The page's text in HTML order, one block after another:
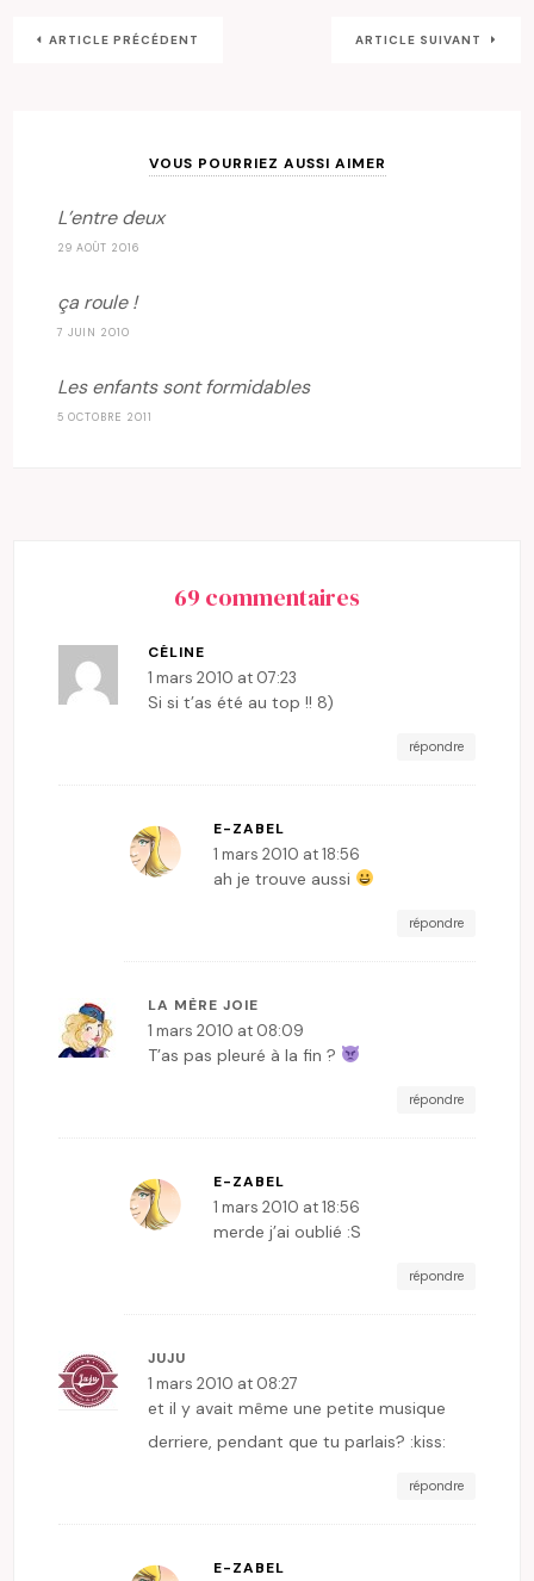
ARTICLE PRÉCÉDENT ARTICLE SUIVANT
VOUS POURRIEZ AUSSI AIMER
L’entre deux
29 AOÛT 2016
ça roule !
7 JUIN 2010
Les enfants sont formidables
5 OCTOBRE 2011
69 commentaires
CÉLINE
1 mars 2010 at 07:23
Si si t’as été au top !! 8)
répondre
E-ZABEL
1 mars 2010 at 18:56
ah je trouve aussi
répondre
LA MÈRE JOIE
1 mars 2010 at 08:09
T’as pas pleuré à la fin ?
répondre
E-ZABEL
1 mars 2010 at 18:56
merde j’ai oublié :S
répondre
JUJU
1 mars 2010 at 08:27
et il y avait même une petite musique
derriere, pendant que tu parlais? :kiss:
répondre
E-ZABEL